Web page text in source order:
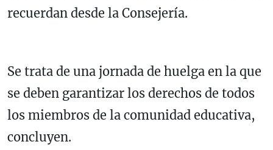
recuerdan desde la Consejería.
Se trata de una jornada de huelga en la que
se deben garantizar los derechos de todos
los miembros de la comunidad educativa,
concluyen.